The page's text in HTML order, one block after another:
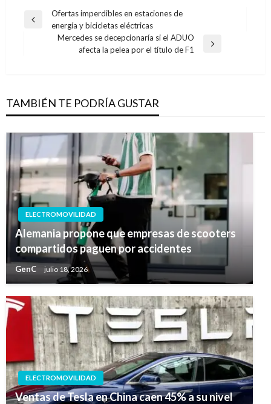
Navegación
Entrada
Ofertas imperdibles en estaciones de
energía y bicicletas eléctricas
Mercedes se decepcionaría si el ADUO
afecta la pelea por el título de F1
TAMBIÉN TE PODRÍA GUSTAR
ELECTROMOVILIDAD
Alemania propone que empresas de scooters
compartidos paguen por accidentes
GenC julio 18, 2026
ELECTROMOVILIDAD
Ventas de Tesla en China caen 45% a su nivel